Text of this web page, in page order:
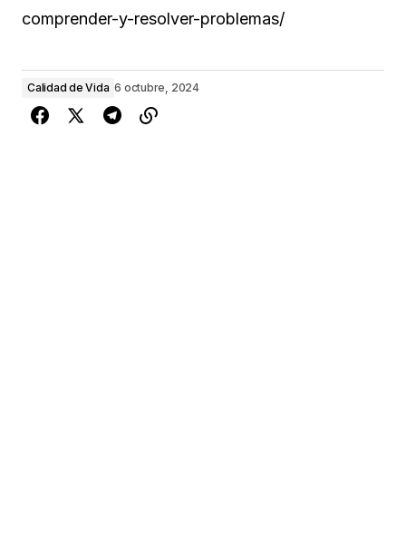
comprender-y-resolver-problemas/
Calidad de Vida 6 octubre, 2024